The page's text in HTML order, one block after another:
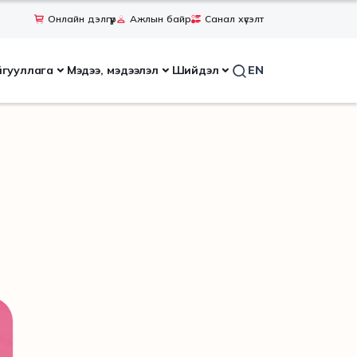
Онлайн дэлгүүр Ажлын байр Санал хүсэлт
Мэдээ, мэдээлэл Шийдэл EN